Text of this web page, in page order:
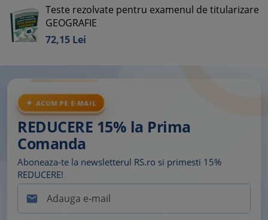
Teste rezolvate pentru examenul de titularizare
GEOGRAFIE
72,15 Lei
ACUM PE E-MAIL
REDUCERE 15% la Prima
Comanda
Aboneaza-te la newsletterul RS.ro si primesti 15%
REDUCERE!
